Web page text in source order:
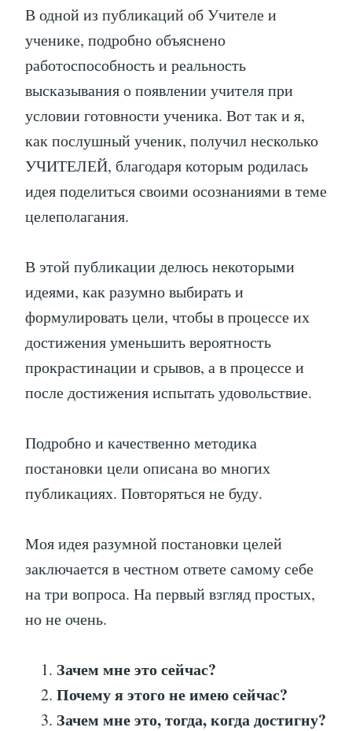
В одной из публикаций об Учителе и
ученике, подробно объяснено
работоспособность и реальность
высказывания о появлении учителя при
условии готовности ученика. Вот так и я,
как послушный ученик, получил несколько
УЧИТЕЛЕЙ, благодаря которым родилась
идея поделиться своими осознаниями в теме
целеполагания.
В этой публикации делюсь некоторыми
идеями, как разумно выбирать и
формулировать цели, чтобы в процессе их
достижения уменьшить вероятность
прокрастинации и срывов, а в процессе и
после достижения испытать удовольствие.
Подробно и качественно методика
постановки цели описана во многих
публикациях. Повторяться не буду.
Моя идея разумной постановки целей
заключается в честном ответе самому себе
на три вопроса. На первый взгляд простых,
но не очень.
Зачем мне это сейчас?
Почему я этого не имею сейчас?
Зачем мне это, тогда, когда достигну?